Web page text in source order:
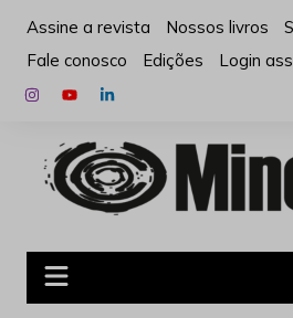
para
conteúdo
Assine a revista Nossos livros
Fale conosco
Edições Login